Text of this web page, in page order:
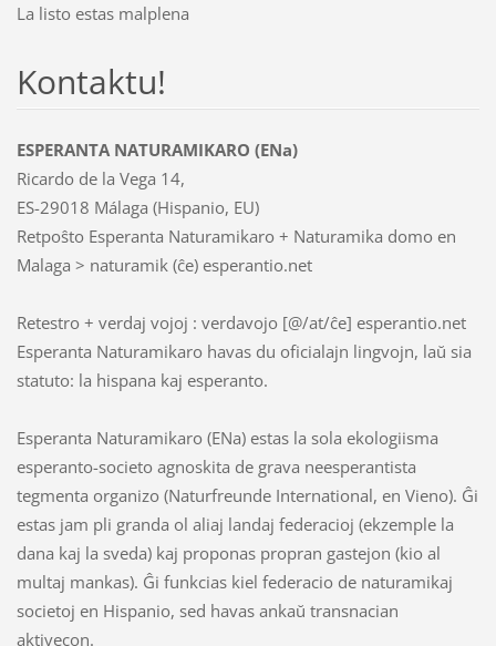
La listo estas malplena
Kontaktu!
ESPERANTA NATURAMIKARO (ENa)
Ricardo de la Vega 14,
ES-29018 Málaga (Hispanio, EU)
Retpoŝto Esperanta Naturamikaro + Naturamika domo en
Malaga > naturamik (ĉe) esperantio.net
Retestro + verdaj vojoj : verdavojo [@/at/ĉe] esperantio.net
Esperanta Naturamikaro havas du oficialajn lingvojn, laŭ sia
statuto: la hispana kaj esperanto.
Esperanta Naturamikaro (ENa) estas la sola ekologiisma
esperanto-societo agnoskita de grava neesperantista
tegmenta organizo (Naturfreunde International, en Vieno). Ĝi
estas jam pli granda ol aliaj landaj federacioj (ekzemple la
dana kaj la sveda) kaj proponas propran gastejon (kio al
multaj mankas). Ĝi funkcias kiel federacio de naturamikaj
societoj en Hispanio, sed havas ankaŭ transnacian
aktivecon.